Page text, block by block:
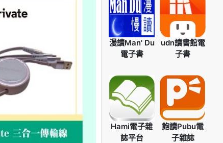
漫讀Man' Du
電子書
udn讀書館電
子書
Hami電子雜
誌平台
飽讀Pubu電
子雜誌